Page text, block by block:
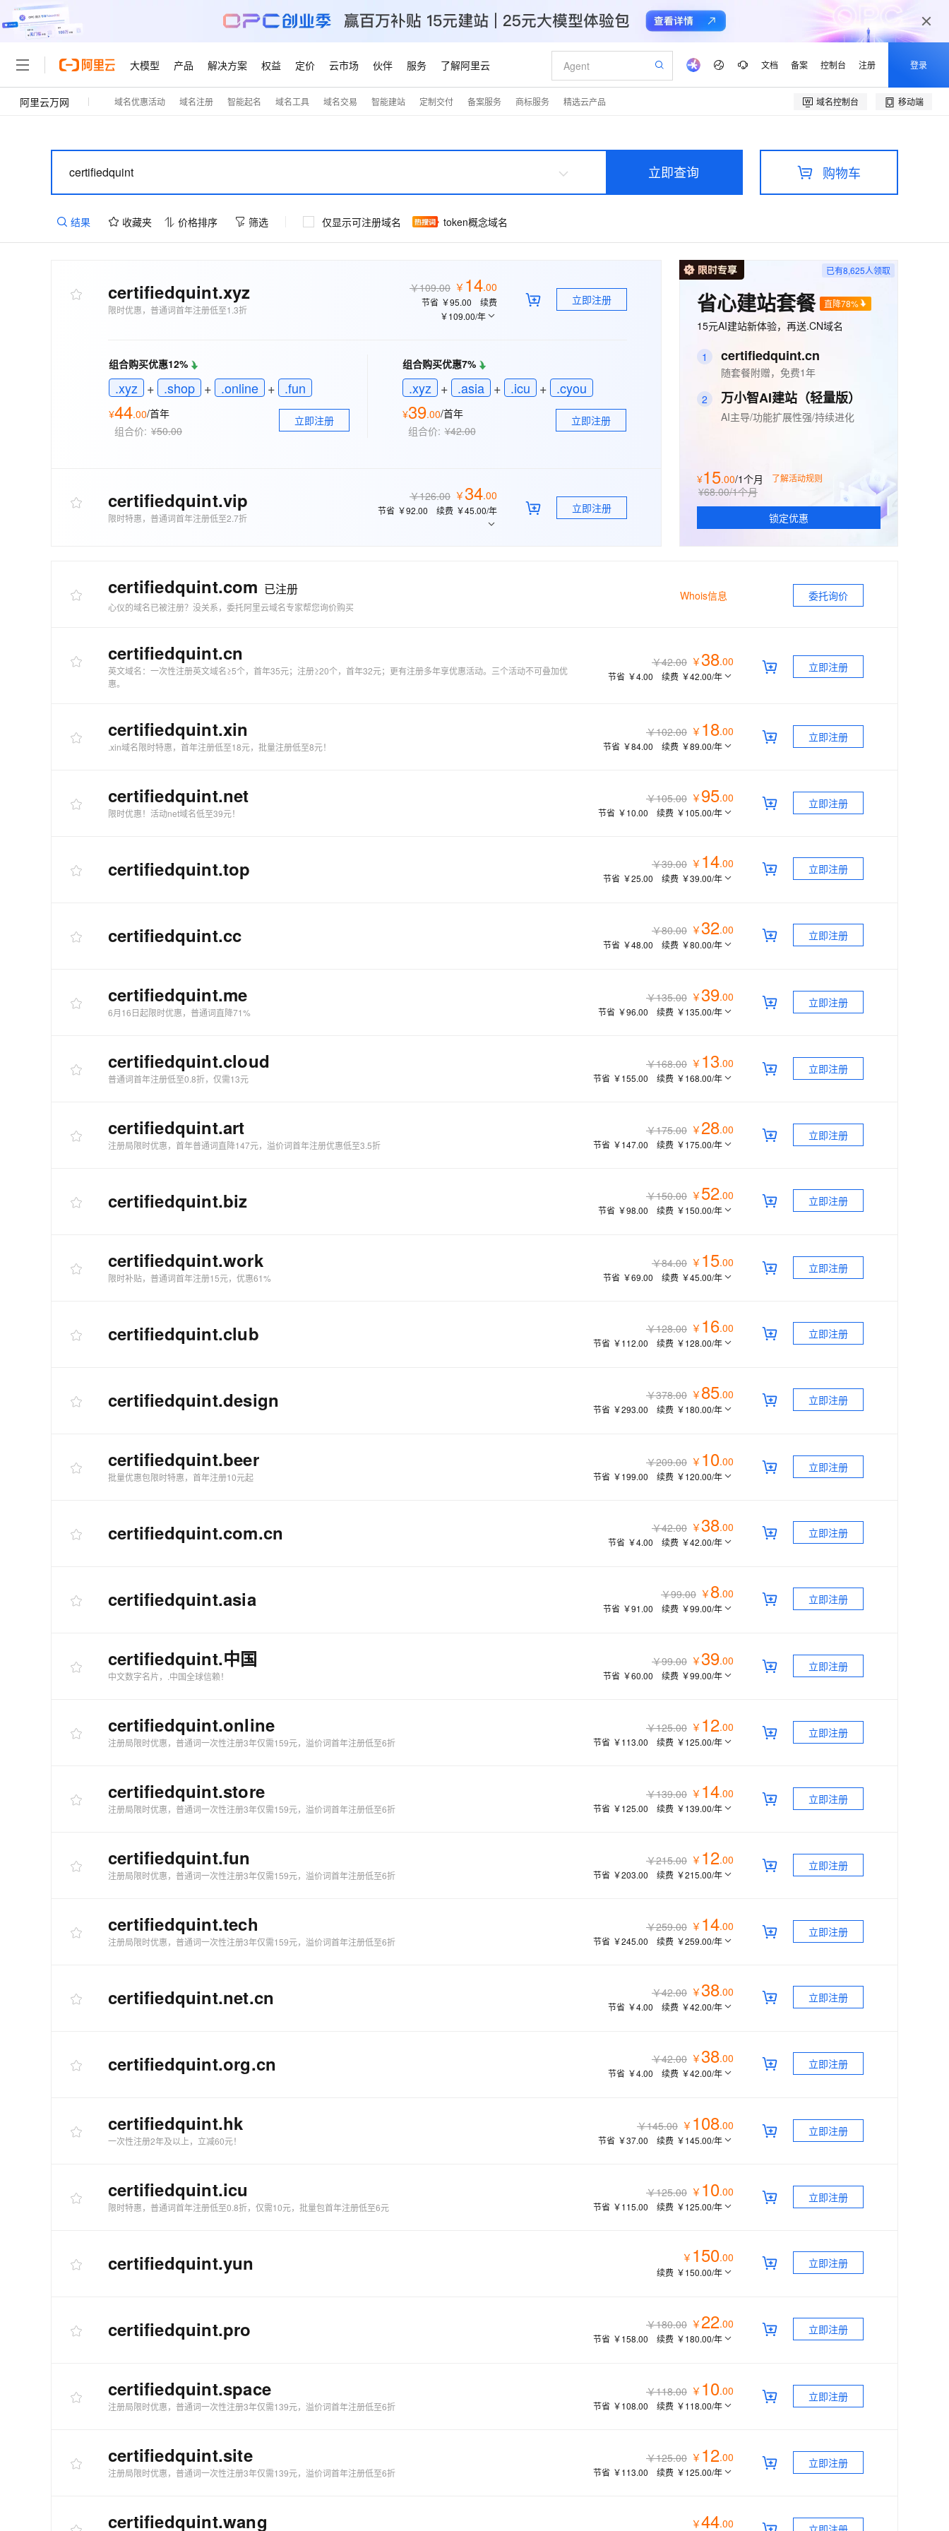
大模型 产品 解决方案 权益 定价 云市场 伙伴 服务 了解阿里云 文档 备案 控制台 注册 登录
阿里云万网 域名优惠活动 域名注册 智能起名 域名工具 域名交易 智能建站 定制交付 备案服务 商标服务 精选云产品 域名控制台 移动端
立即查询 购物车
结果 收藏夹 价格排序 筛选 仅显示可注册域名 token概念域名
certifiedquint.xyz
限时优惠，普通词首年注册低至1.3折
￥109.00 ￥ 14.00
节省 ￥95.00
续费
￥109.00/年
立即注册
组合购买优惠12%
.xyz + .shop + .online + .fun
¥44.00/首年
组合价: ¥50.00
立即注册
组合购买优惠7%
.xyz + .asia + .icu + .cyou
¥39.00/首年
组合价: ¥42.00
立即注册
certifiedquint.vip
限时特惠，普通词首年注册低至2.7折
￥126.00 ￥ 34.00
节省 ￥92.00 续费 ￥45.00/年 立即注册
已有8,625人领取
省心建站套餐 直降78%
15元AI建站新体验，再送.CN域名
1 certifiedquint.cn
随套餐附赠，免费1年
2
万小智AI建站（轻量版）
AI主导/功能扩展性强/持续进化
¥15.00/1个月 了解活动规则
¥68.00/1个月
锁定优惠
certifiedquint.com 已注册
心仪的域名已被注册？没关系，委托阿里云域名专家帮您询价购买
Whois信息 委托询价
certifiedquint.cn
英文域名：一次性注册英文域名≥5个，首年35元；注册≥20个，首年32元；更有注册多年享优惠活动。三个活动不可叠加优
惠。
￥42.00 ￥ 38.00
节省 ￥4.00 续费 ￥42.00/年
立即注册
certifiedquint.xin
.xin域名限时特惠，首年注册低至18元，批量注册低至8元！
￥102.00 ￥ 18.00
节省 ￥84.00 续费 ￥89.00/年
立即注册
certifiedquint.net
限时优惠！活动net域名低至39元！
￥105.00 ￥ 95.00
节省 ￥10.00 续费 ￥105.00/年
立即注册
certifiedquint.top ￥39.00 ￥ 14.00
节省 ￥25.00 续费 ￥39.00/年
立即注册
certifiedquint.cc ￥80.00 ￥ 32.00
节省 ￥48.00 续费 ￥80.00/年
立即注册
certifiedquint.me
6月16日起限时优惠，普通词直降71%
￥135.00 ￥ 39.00
节省 ￥96.00 续费 ￥135.00/年
立即注册
certifiedquint.cloud
普通词首年注册低至0.8折，仅需13元
￥168.00 ￥ 13.00
节省 ￥155.00 续费 ￥168.00/年
立即注册
certifiedquint.art
注册局限时优惠，首年普通词直降147元，溢价词首年注册优惠低至3.5折
￥175.00 ￥ 28.00
节省 ￥147.00 续费 ￥175.00/年
立即注册
certifiedquint.biz ￥150.00 ￥ 52.00
节省 ￥98.00 续费 ￥150.00/年
立即注册
certifiedquint.work
限时补贴，普通词首年注册15元，优惠61%
￥84.00 ￥ 15.00
节省 ￥69.00 续费 ￥45.00/年
立即注册
certifiedquint.club ￥128.00 ￥ 16.00
节省 ￥112.00 续费 ￥128.00/年
立即注册
certifiedquint.design ￥378.00 ￥ 85.00
节省 ￥293.00 续费 ￥180.00/年
立即注册
certifiedquint.beer
批量优惠包限时特惠，首年注册10元起
￥209.00 ￥ 10.00
节省 ￥199.00 续费 ￥120.00/年
立即注册
certifiedquint.com.cn ￥42.00 ￥ 38.00
节省 ￥4.00 续费 ￥42.00/年
立即注册
certifiedquint.asia ￥99.00 ￥ 8.00
节省 ￥91.00 续费 ￥99.00/年
立即注册
certifiedquint.中国
中文数字名片，.中国全球信赖！
￥99.00 ￥ 39.00
节省 ￥60.00 续费 ￥99.00/年
立即注册
certifiedquint.online
注册局限时优惠，普通词一次性注册3年仅需159元，溢价词首年注册低至6折
￥125.00 ￥ 12.00
节省 ￥113.00 续费 ￥125.00/年
立即注册
certifiedquint.store
注册局限时优惠，普通词一次性注册3年仅需159元，溢价词首年注册低至6折
￥139.00 ￥ 14.00
节省 ￥125.00 续费 ￥139.00/年
立即注册
certifiedquint.fun
注册局限时优惠，普通词一次性注册3年仅需159元，溢价词首年注册低至6折
￥215.00 ￥ 12.00
节省 ￥203.00 续费 ￥215.00/年
立即注册
certifiedquint.tech
注册局限时优惠，普通词一次性注册3年仅需159元，溢价词首年注册低至6折
￥259.00 ￥ 14.00
节省 ￥245.00 续费 ￥259.00/年
立即注册
certifiedquint.net.cn ￥42.00 ￥ 38.00
节省 ￥4.00 续费 ￥42.00/年
立即注册
certifiedquint.org.cn ￥42.00 ￥ 38.00
节省 ￥4.00 续费 ￥42.00/年
立即注册
certifiedquint.hk
一次性注册2年及以上，立减60元！
￥145.00 ￥ 108.00
节省 ￥37.00 续费 ￥145.00/年
立即注册
certifiedquint.icu
限时特惠，普通词首年注册低至0.8折，仅需10元，批量包首年注册低至6元
￥125.00 ￥ 10.00
节省 ￥115.00 续费 ￥125.00/年
立即注册
certifiedquint.yun ￥ 150.00
续费 ￥150.00/年
立即注册
certifiedquint.pro ￥180.00 ￥ 22.00
节省 ￥158.00 续费 ￥180.00/年
立即注册
certifiedquint.space
注册局限时优惠，普通词一次性注册3年仅需139元，溢价词首年注册低至6折
￥118.00 ￥ 10.00
节省 ￥108.00 续费 ￥118.00/年
立即注册
certifiedquint.site
注册局限时优惠，普通词一次性注册3年仅需139元，溢价词首年注册低至6折
￥125.00 ￥ 12.00
节省 ￥113.00 续费 ￥125.00/年
立即注册
certifiedquint.wang ￥44.00
千问官方 MaaS 平台，为开发者和 Agent 而生，新用户赠送 1 亿 + tokens 额度 为企业打造的大模型服务与应用开发平台
大模型
文本生成
Qwen3.7-Plus Deepseek-v4-pro
1M上下文，专为长程任务能力而生
让文字生成流畅细腻的高质量视频
HappyHorse-1.1-I2V
文戏情感细腻自然，动作戏激烈拳拳到肉，实现更强表演能力
Qwen3-TTS-Flash
Cosyvoice-V3-Flash
Fun-ASR
千问AI平台-模型体验
在线体验全尺寸、多种模态的模型效果
AI 应用构建
大模型服务平台百炼-智能体
灵活可视化地构建企业级 Agent
大模型原生应用
万有无界
企业级人与Agent协作平台，接入和调度多个数字员工
伶鹊
大模型解决方案
用1%尺寸在特定领域达到大模型90%以上效果
超强辅助，Bolt.diy 一步搞定创意建站 构建大模型应用的安全防护体系
人工智能与机器学习
企业服务与云通信
Serverless
迁移与运维管理
大模型服务平台百炼 大模型
轻量应用服务器
一站式AI开发、训练和推理服务
云原生的云上边界网络安全防护产品
域名与网站
千问大模型 大模型
Qoder
面向真实软件的智能体编程平台
云原生大数据计算服务 MaxCompute
面向分析的企业级SaaS模式云数据仓库
云服务器 ECS
安全可靠、弹性可伸缩的云计算服务
对象存储 OSS
国内短信简单易用，安全可靠，秒级触达，全球覆盖200+国家和地区。
提供一站式管理容器应用的 K8s 服务
Open Search 向量检索版支
应用身份服务 (IDaaS)
供自动弹性内存功能
Milvus 弹性伸缩功能新增节
AI 原生数据库服务发布
云原生数据库 PolarDB
千问办公，解锁你的工作新方式 NEW
Agency Agents：拥有专属领域专家
睿译宝，AI翻译排版一步到位 NEW
GLM-5.2：长任务时代开源旗舰模型
Claude Code + GStack 打造工程团队
安装技能 GStack，拥有专属 AI 工程团队
Qwen Audio：打造专属 AI 语音助手
即刻拥有 DeepSeek-V4-Pro
低代码高效构建企业门户网站
以可视化方式快速构建移动和 PC 门户网站
一句话生成原生可编辑精美 PPT 文稿
输入一句话想法, 轻松生成专业的 PPT
一键部署幻兽帕鲁游戏服务器 HOT
10 分钟搭建微信、支付宝小程序
高效部署网站，快速应用到小程序
普惠上云 官方力荐
官方推荐返现计划
免费试用
1亿+ 大模型 tokens 和 30+ 款产品免费体验
140+云产品 免费试用
产品新客免费试用，最长12个月
智启 AI 普惠权益
阿里云 OPC 创新助力计划
千问办公，限时限量积分加倍
你的AI工作搭子，覆盖日常办公高频场景
Night Plan 支持 Qwen 3.8-Max
夜间 5 折，Qwen/Meoo/TokenPlan 客户专享
AI Coding
智能编程，一键开启高性价比 AI 编程新体验
AI 电商营销
0 代码专业建站，无忧落地极速上线
AI智能应用，一键激活高效办公新体验
智能客服
自动承接线索、识别商机，让客服更高效、服务更出色。
AI 生产力先锋
先锋实践拓展 AI 生产力的边界
飞天发布时刻
创新加速
上云场景组合购
云聚AI 严选权益
AI 用量加速计划
Token 补贴，五大权
益加速 OPC 成功
网站建设
友盟天域
蓝凌 OA
Tableau 订阅
AI空中课堂在线直播课堂（旗舰版）
开发者生态解决方案
AI 开发和 AI 应用解决方案
数据集
短信
天气预报查询
企业应用
ERP
CRM
400电话
Windows
操作系统
Red Hat
SUSE
定制建站
域名
安全
VPN
SSL 证书
堡垒机
防火墙
AI 应用及服务市场
AI 应用
分销伙伴
销售伙伴合作计划
无影生态合作计划
Consulting Partner 合作计划
AI 大模型销售与服务生态合作计划
产品生态集成认证中心
阿里云MaaS产品伙伴计划（繁花）
弹性计算合作计划
Salesforce On Alibaba Cloud ISV 合作
计划
Al MaaS 服务伙伴赋能合作
伙伴信用分合作计划
合作伙伴培训与认证
登录合作伙伴管理后台
在线服务
售后服务
自助服务
在线服务
短信专区
企业支持计划
企业成长
创新中心
大模型认证
信息公告
健康状态
博文
我要建议
我要投诉
什么是云计算
安全合规
天池大赛
入门学习赛
云上春晚
云上的中国
客户案例
2026 阿里云峰会
阿里云中企出海大会
魔搭 ModelScope
科研合作
Careers